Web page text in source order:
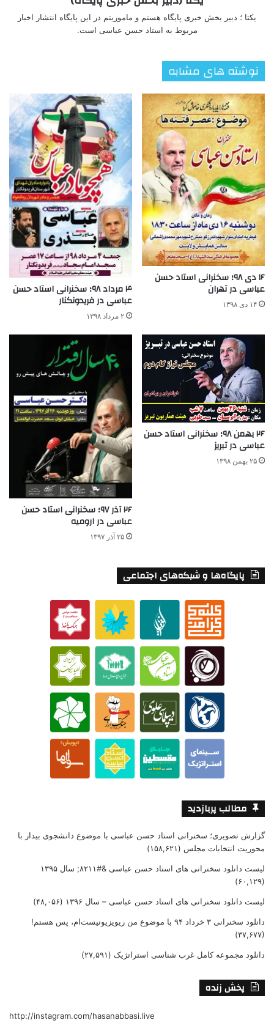
یکتا ؛ دبیر بخش خبری پایگاه هستم و ماموریتم در این پایگاه انتشار اخبار
مربوط به استاد حسن عباسی است.
نوشته های مشابه
۱۶ دی ۹۸؛ سخنرانی استاد حسن
عباسی در تهران
۱۴ دی ۱۳۹۸
۴ مرداد ۹۸؛ سخنرانی استاد حسن
عباسی در فریدونکنار
۲ مرداد ۱۳۹۸
۲۶ بهمن ۹۸؛ سخنرانی استاد حسن
عباسی در تبریز
۲۵ بهمن ۱۳۹۸
۲۶ آذر ۹۷؛ سخنرانی استاد حسن
عباسی در ارومیه
۲۵ آذر ۱۳۹۷
پایگاه‌ها و شبکه‌های اجتماعی
مطالب پربازدید
گزارش تصویری؛ سخنرانی استاد حسن عباسی با موضوع دانشجوی بیدار با
محوریت انتخابات مجلس (۱۵۸,۶۲۱)
لیست دانلود سخنرانی های استاد حسن عباسی &#۸۲۱۱; سال ۱۳۹۵
(۶۰,۱۲۹)
لیست دانلود سخنرانی های استاد حسن عباسی – سال ۱۳۹۶ (۴۸,۰۵۶)
دانلود سخنرانی ۳ خرداد ۹۴ با موضوع من ریویزیونیست‌ام، پس هستم!
(۳۷,۶۷۷)
دانلود مجموعه کامل غرب شناسی استراتژیک (۲۷,۵۹۱)
پخش زنده
http://instagram.com/hasanabbasi.live